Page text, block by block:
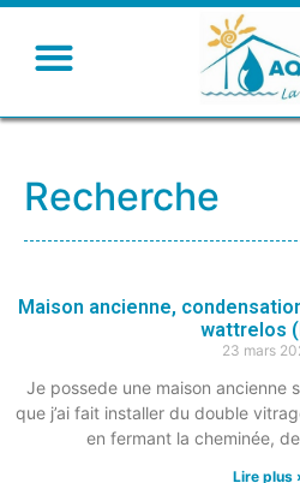
Recherche
Maison ancienne,
wattrelos
23 mars
Je possede une maison ancienne
que j’ai fait installer du double
en fermant la cheminée,
Lire plus